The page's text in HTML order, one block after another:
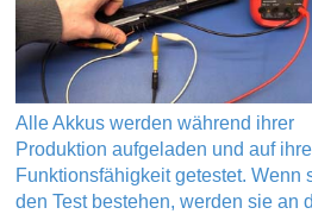
Alle Akkus werden während ihrer
Produktion aufgeladen und auf ihre
Funktionsfähigkeit getestet. Wenn
den Test bestehen, werden sie an